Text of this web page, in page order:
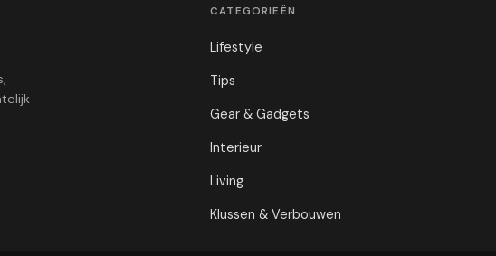
CATEGORIEËN
Lifestyle
Tips
Gear & Gadgets
Interieur
Living
Klussen & Verbouwen